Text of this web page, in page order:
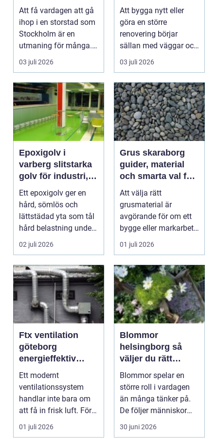
hem utan stress
Att få vardagen att gå
ihop i en storstad som
Stockholm är en
utmaning för många.
Jobb, hämtningar, ...
03 juli 2026
hållbara
byggprojekt
Att bygga nytt eller
göra en större
renovering börjar
sällan med väggar och
tak. Nästan allt
startar...
03 juli 2026
Epoxigolv i
varberg slitstarka
golv för industri,
butik och garage
Ett epoxigolv ger en
hård, sömlös och
lättstädad yta som tål
hård belastning under
lång tid. I en ku...
02 juli 2026
Grus skaraborg
guider, material
och smarta val för
hållbara projekt
Att välja rätt
grusmaterial är
avgörande för om ett
bygge eller markarbete
håller i längden. I
Skara...
01 juli 2026
Ftx ventilation
göteborg
energieffektiv
komfort för villa
och lokal
Ett modernt
ventilationssystem
handlar inte bara om
att få in frisk luft. För
många husägare och
fas...
01 juli 2026
Blommor
helsingborg så
väljer du rätt
bukett för varje
tillfälle
Blommor spelar en
större roll i vardagen
än många tänker på.
De följer människor
genom livets stora ...
30 juni 2026